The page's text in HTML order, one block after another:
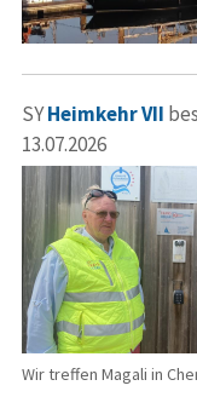
SYHeimkehr VII
13.07.2026
Wir treffen Magali in